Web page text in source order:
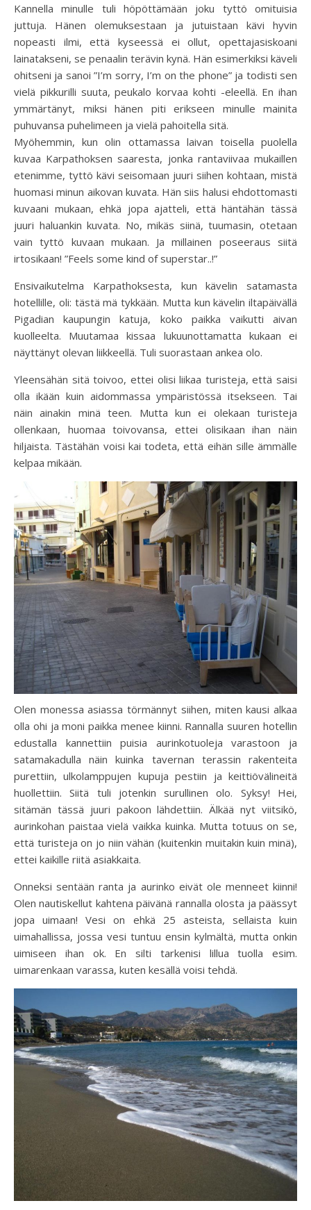
Kannella minulle tuli höpöttämään joku tyttö omituisia
juttuja. Hänen olemuksestaan ja jutuistaan kävi hyvin
nopeasti ilmi, että kyseessä ei ollut, opettajasiskoani
lainatakseni, se penaalin terävin kynä. Hän esimerkiksi käveli
ohitseni ja sanoi ”I’m sorry, I’m on the phone” ja todisti sen
vielä pikkurilli suuta, peukalo korvaa kohti -eleellä. En ihan
ymmärtänyt, miksi hänen piti erikseen minulle mainita
puhuvansa puhelimeen ja vielä pahoitella sitä.
Myöhemmin, kun olin ottamassa laivan toisella puolella
kuvaa Karpathoksen saaresta, jonka rantaviivaa mukaillen
etenimme, tyttö kävi seisomaan juuri siihen kohtaan, mistä
huomasi minun aikovan kuvata. Hän siis halusi ehdottomasti
kuvaani mukaan, ehkä jopa ajatteli, että häntähän tässä
juuri haluankin kuvata. No, mikäs siinä, tuumasin, otetaan
vain tyttö kuvaan mukaan. Ja millainen poseeraus siitä
irtosikaan! ”Feels some kind of superstar..!”
Ensivaikutelma Karpathoksesta, kun kävelin satamasta
hotellille, oli: tästä mä tykkään. Mutta kun kävelin iltapäivällä
Pigadian kaupungin katuja, koko paikka vaikutti aivan
kuolleelta. Muutamaa kissaa lukuunottamatta kukaan ei
näyttänyt olevan liikkeellä. Tuli suorastaan ankea olo.
Yleensähän sitä toivoo, ettei olisi liikaa turisteja, että saisi
olla ikään kuin aidommassa ympäristössä itsekseen. Tai
näin ainakin minä teen. Mutta kun ei olekaan turisteja
ollenkaan, huomaa toivovansa, ettei olisikaan ihan näin
hiljaista. Tästähän voisi kai todeta, että eihän sille ämmälle
kelpaa mikään.
Olen monessa asiassa törmännyt siihen, miten kausi alkaa
olla ohi ja moni paikka menee kiinni. Rannalla suuren hotellin
edustalla kannettiin puisia aurinkotuoleja varastoon ja
satamakadulla näin kuinka tavernan terassin rakenteita
purettiin, ulkolamppujen kupuja pestiin ja keittiövälineitä
huollettiin. Siitä tuli jotenkin surullinen olo. Syksy! Hei,
sitämän tässä juuri pakoon lähdettiin. Älkää nyt viitsikö,
aurinkohan paistaa vielä vaikka kuinka. Mutta totuus on se,
että turisteja on jo niin vähän (kuitenkin muitakin kuin minä),
ettei kaikille riitä asiakkaita.
Onneksi sentään ranta ja aurinko eivät ole menneet kiinni!
Olen nautiskellut kahtena päivänä rannalla olosta ja päässyt
jopa uimaan! Vesi on ehkä 25 asteista, sellaista kuin
uimahallissa, jossa vesi tuntuu ensin kylmältä, mutta onkin
uimiseen ihan ok. En silti tarkenisi lillua tuolla esim.
uimarenkaan varassa, kuten kesällä voisi tehdä.